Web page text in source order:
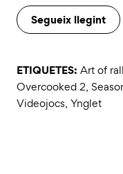
Segueix llegint
ETIQUETES: Art of
Overcooked 2,
Videojocs, Ynglet